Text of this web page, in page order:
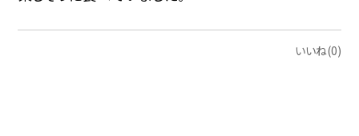
いいね(0)